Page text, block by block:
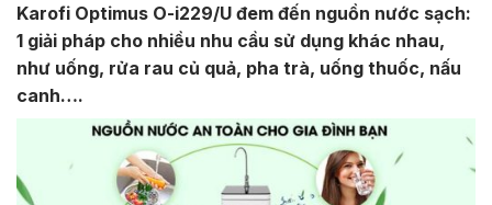
Karofi Optimus O-i229/U đem đến nguồn nước sạch:
1 giải pháp cho nhiều nhu cầu sử dụng khác nhau,
như uống, rửa rau củ quả, pha trà, uống thuốc, nấu
canh….